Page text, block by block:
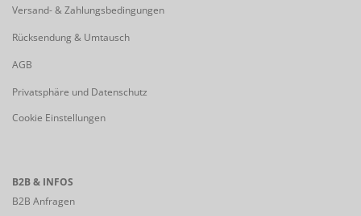
Versand- & Zahlungsbedingungen
Rücksendung & Umtausch
AGB
Privatsphäre und Datenschutz
Cookie Einstellungen
B2B & INFOS
B2B Anfragen